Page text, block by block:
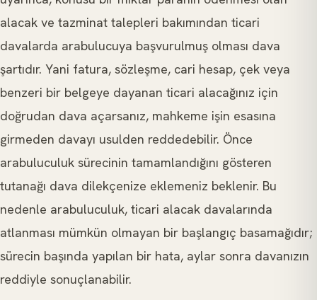
alacak ve tazminat talepleri bakımından ticari
davalarda arabulucuya başvurulmuş olması dava
şartıdır. Yani fatura, sözleşme, cari hesap, çek veya
benzeri bir belgeye dayanan ticari alacağınız için
doğrudan dava açarsanız, mahkeme işin esasına
girmeden davayı usulden reddedebilir. Önce
arabuluculuk sürecinin tamamlandığını gösteren
tutanağı dava dilekçenize eklemeniz beklenir. Bu
nedenle arabuluculuk, ticari alacak davalarında
atlanması mümkün olmayan bir başlangıç basamağıdır;
sürecin başında yapılan bir hata, aylar sonra davanızın
reddiyle sonuçlanabilir.